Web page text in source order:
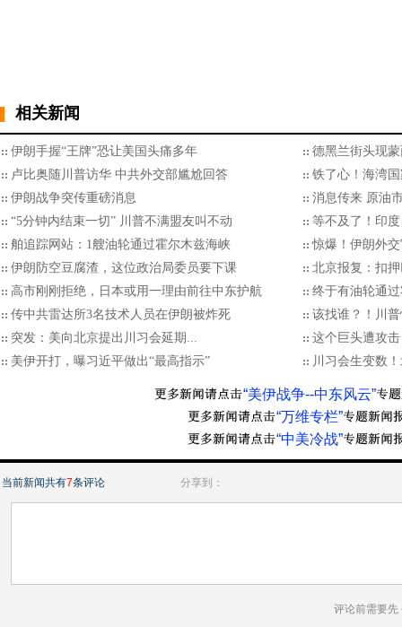
相关新闻
伊朗手握“王牌”恐让美国头痛多年
德黑兰街头现
卢比奥随川普访华 中共外交部尴尬回答
铁了心！海湾
伊朗战争突传重磅消息
消息传来 原油
“5分钟内结束一切” 川普不满盟友叫不动
等不及了！印
舶追踪网站：1艘油轮通过霍尔木兹海峡
惊爆！伊朗外
伊朗防空豆腐渣，这位政治局委员要下课
北京报复：扣
高市刚刚拒绝，日本或用一理由前往中东护航
终于有油轮通
传中共雷达所3名技术人员在伊朗被炸死
该找谁？！川
突发：美向北京提出川习会延期...
这个巨头遭攻
美伊开打，曝习近平做出“最高指示”
川习会生变数
“美伊战争--中东风云”
“万维专栏”
“中美冷战”
当前新闻共有7条评论 分享到：
评论前需要先